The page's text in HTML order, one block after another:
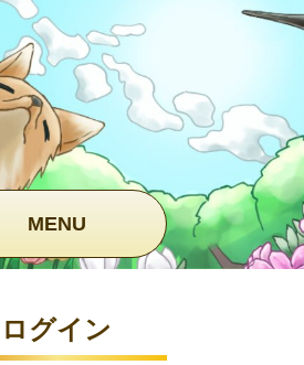
MENU
ログイン